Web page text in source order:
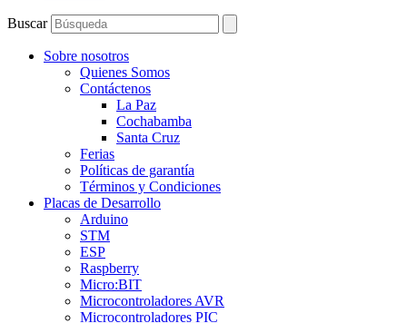
Buscar
Sobre nosotros
Quienes Somos
Contáctenos
La Paz
Cochabamba
Santa Cruz
Ferias
Políticas de garantía
Términos y Condiciones
Placas de Desarrollo
Arduino
STM
ESP
Raspberry
Micro:BIT
Microcontroladores AVR
Microcontroladores PIC